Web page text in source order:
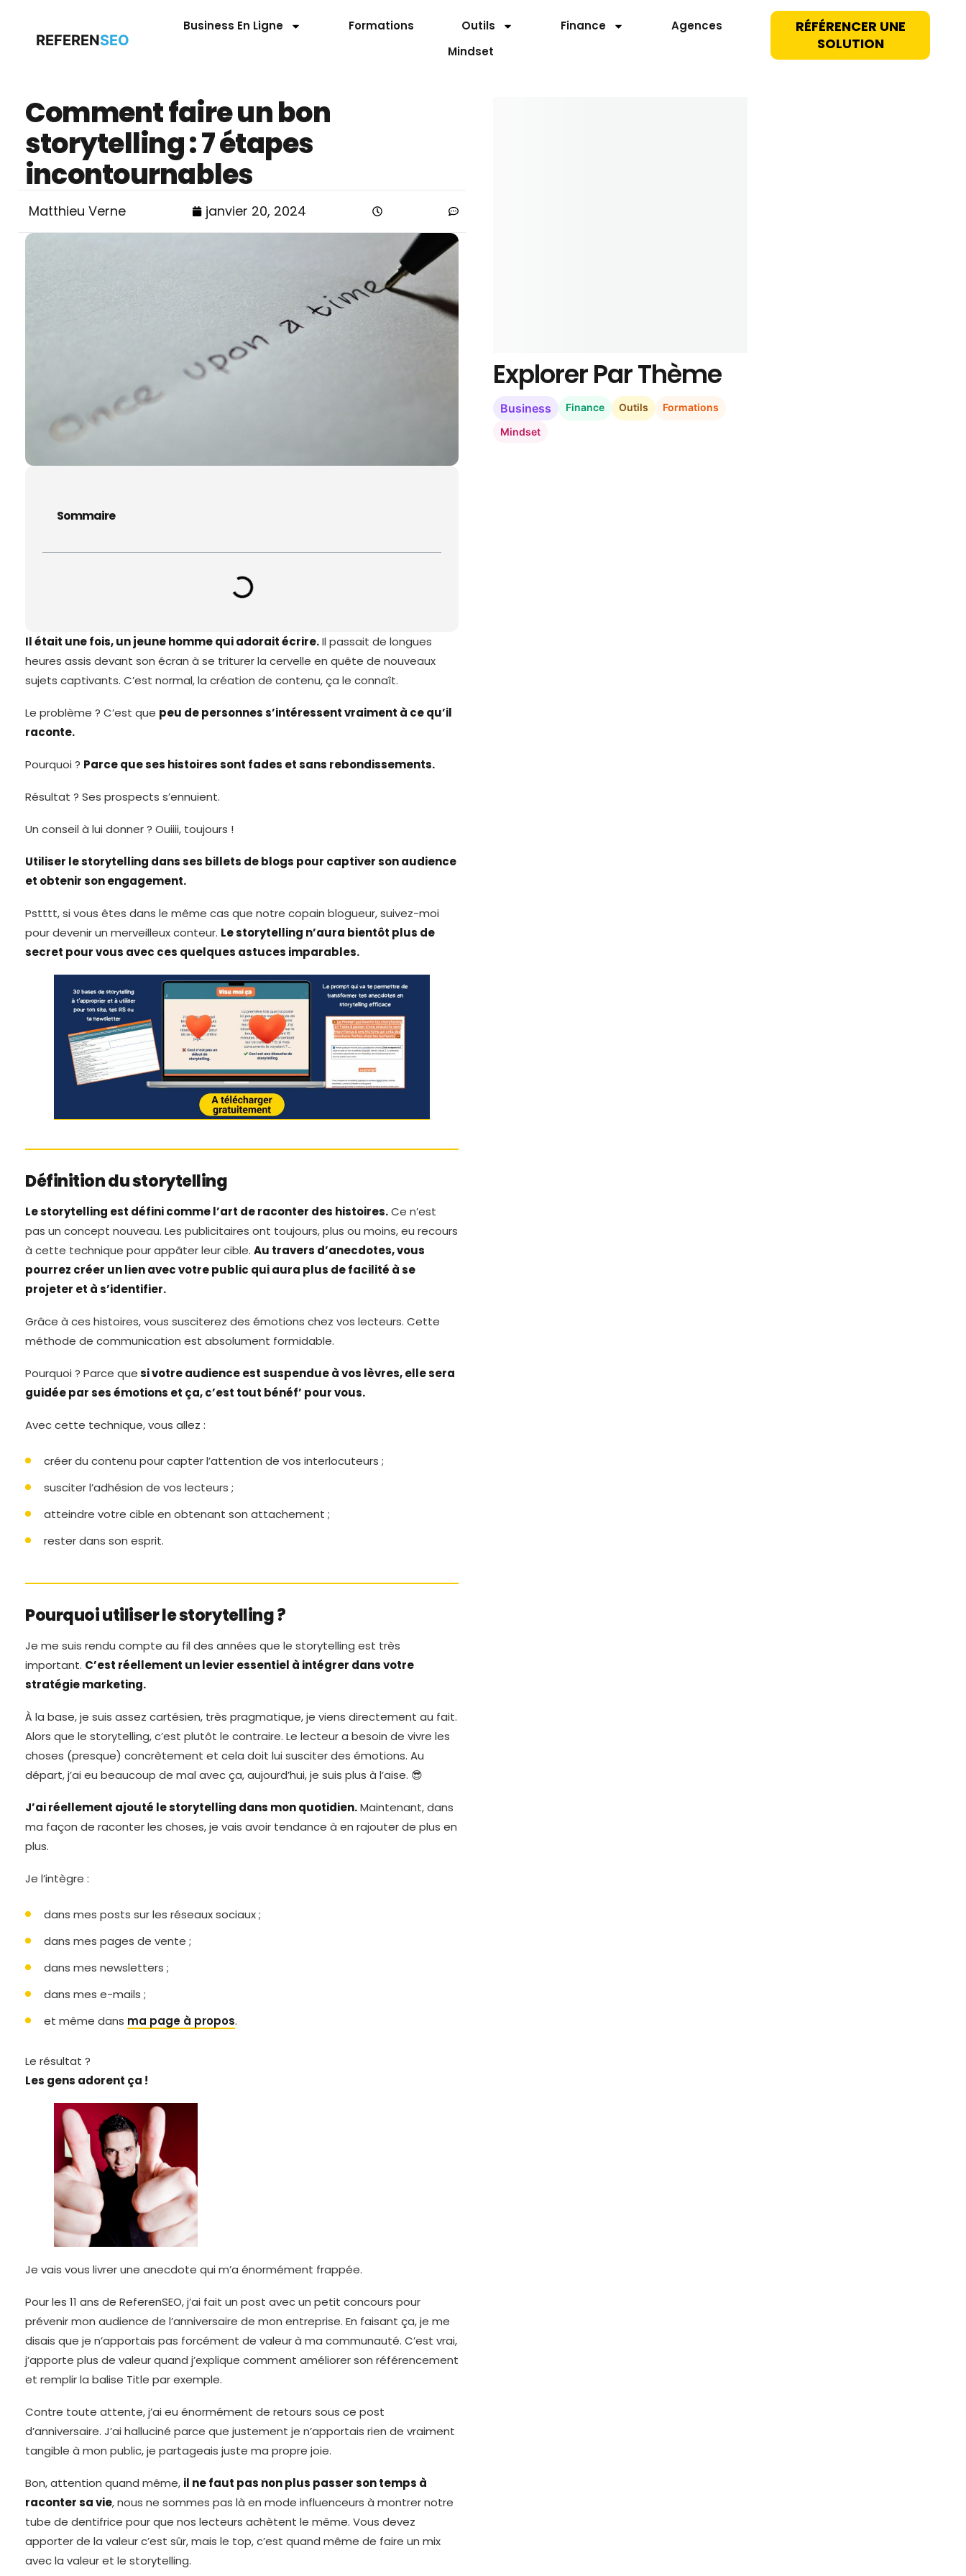
REFERENSEO
Business En Ligne Formations Outils Finance
Agences
Mindset
RÉFÉRENCER UNE
SOLUTION
Comment faire un bon
storytelling : 7 étapes
incontournables
Matthieu Verne janvier 20, 2024
Sommaire
Il était une fois, un jeune homme qui adorait écrire.Il passait de longues
heures assis devant son écran à se triturer la cervelle en quête de nouveaux
sujets captivants. C’est normal, la création de contenu, ça le connaît.
Le problème ? C’est que peu de personnes s’intéressent vraiment à ce qu’il
raconte.
Pourquoi ? Parce que ses histoires sont fades et sans rebondissements.
Résultat ? Ses prospects s’ennuient.
Un conseil à lui donner ? Ouiiii, toujours !
Utiliser le storytelling dans ses billets de blogs pour captiver son audience
et obtenir son engagement.
Pstttt, si vous êtes dans le même cas que notre copain blogueur, suivez-moi
pour devenir un merveilleux conteur. Le storytelling n’aura bientôt plus de
secret pour vous avec ces quelques astuces imparables.
Définition du storytelling
Le storytelling est défini comme l’art de raconter des histoires.Ce n’est
pas un concept nouveau. Les publicitaires ont toujours, plus ou moins, eu recours
à cette technique pour appâter leur cible. Au travers d’anecdotes, vous
pourrez créer un lien avec votre public qui aura plus de facilité à se
projeter et à s’identifier.
Grâce à ces histoires, vous susciterez des émotions chez vos lecteurs. Cette
méthode de communication est absolument formidable.
Pourquoi ? Parce quesi votre audience est suspendue à vos lèvres, elle sera
guidée par ses émotions et ça, c’est tout bénéf’ pour vous.
Avec cette technique, vous allez :
créer du contenu pour capter l’attention de vos interlocuteurs ;
susciter l’adhésion de vos lecteurs ;
atteindre votre cible en obtenant son attachement ;
rester dans son esprit.
Pourquoi utiliser le storytelling ?
Je me suis rendu compte au fil des années que le storytelling est très
important. C’est réellement un levier essentiel à intégrer dans votre
stratégie marketing.
À la base, je suis assez cartésien, très pragmatique, je viens directement au fait.
Alors que le storytelling, c’est plutôt le contraire. Le lecteur a besoin de vivre les
choses (presque) concrètement et cela doit lui susciter des émotions. Au
départ, j’ai eu beaucoup de mal avec ça, aujourd’hui, je suis plus à l’aise. 😎
J’ai réellement ajouté le storytelling dans mon quotidien.Maintenant, dans
ma façon de raconter les choses, je vais avoir tendance à en rajouter de plus en
plus.
Je l’intègre :
dans mes posts sur les réseaux sociaux ;
dans mes pages de vente ;
dans mes newsletters ;
dans mes e-mails ;
et même dans ma page à propos.
Le résultat ?
Les gens adorent ça !
Je vais vous livrer une anecdote qui m’a énormément frappée.
Pour les 11 ans de ReferenSEO, j’ai fait un post avec un petit concours pour
prévenir mon audience de l’anniversaire de mon entreprise. En faisant ça, je me
disais que je n’apportais pas forcément de valeur à ma communauté. C’est vrai,
j’apporte plus de valeur quand j’explique comment améliorer son référencement
et remplir la balise Title par exemple.
Contre toute attente, j’ai eu énormément de retours sous ce post
d’anniversaire. J’ai halluciné parce que justement je n’apportais rien de vraiment
tangible à mon public, je partageais juste ma propre joie.
Bon, attention quand même, il ne faut pas non plus passer son temps à
raconter sa vie, nous ne sommes pas là en mode influenceurs à montrer notre
tube de dentifrice pour que nos lecteurs achètent le même. Vous devez
apporter de la valeur c’est sûr, mais le top, c’est quand même de faire un mix
avec la valeur et le storytelling.
Explorer Par Thème
Business Finance Outils
Formations
Mindset